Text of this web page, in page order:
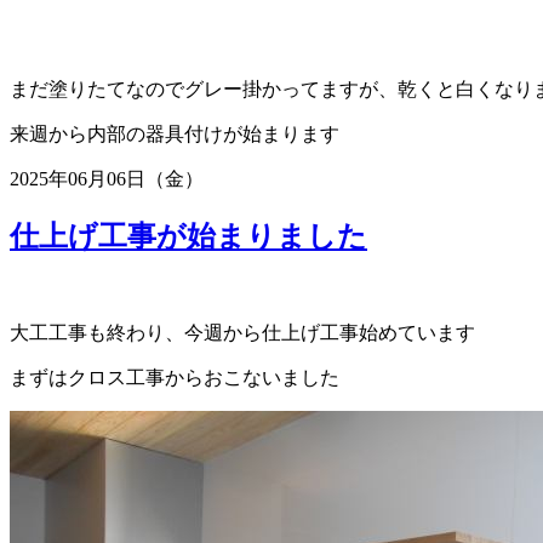
まだ塗りたてなのでグレー掛かってますが、乾くと白くなり
来週から内部の器具付けが始まります
2025年06月06日（金）
仕上げ工事が始まりました
大工工事も終わり、今週から仕上げ工事始めています
まずはクロス工事からおこないました